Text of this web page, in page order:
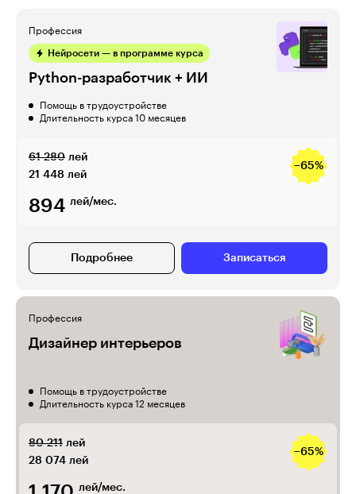
Профессия
Нейросети — в программе курса
Python-разработчик + ИИ
Помощь в трудоустройстве
Длительность курса 10 месяцев
61 280 лей
21 448 лей
−65%
894 лей/мес.
Подробнее Записаться
Профессия
Дизайнер интерьеров
Помощь в трудоустройстве
Длительность курса 12 месяцев
80 211 лей
28 074 лей
−65%
лей/мес.